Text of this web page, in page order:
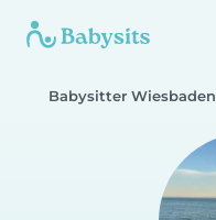
Babysitter Wiesbaden